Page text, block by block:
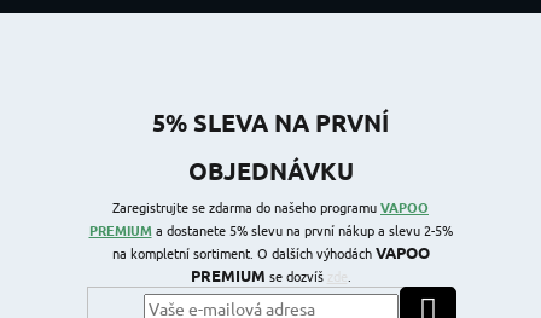
5% SLEVA NA PRVNÍ
OBJEDNÁVKU
Zaregistrujte se zdarma do našeho programuVAPOO
PREMIUMa dostanete 5% slevu na první nákup a slevu 2-5%
na kompletní sortiment. O dalších výhodáchVAPOO
PREMIUM se dozvíš .